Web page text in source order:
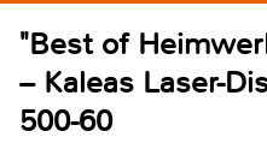
"Best of
– Kaleas Laser-
500-60